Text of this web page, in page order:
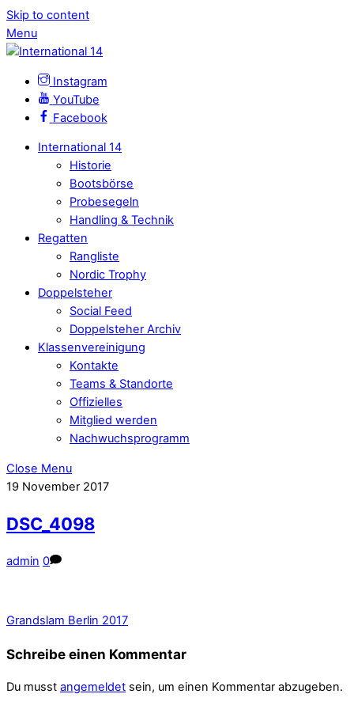
Skip to content
Menu
Instagram
YouTube
Facebook
International 14
Historie
Bootsbörse
Probesegeln
Handling & Technik
Regatten
Rangliste
Nordic Trophy
Doppelsteher
Social Feed
Doppelsteher Archiv
Klassenvereinigung
Kontakte
Teams & Standorte
Offizielles
Mitglied werden
Nachwuchsprogramm
Close Menu
19 November 2017
DSC_4098
admin 0
Grandslam Berlin 2017
Schreibe einen Kommentar
Du musst angemeldet sein, um einen Kommentar abzugeben.